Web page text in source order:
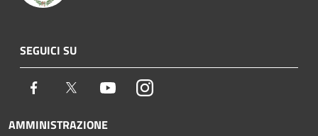
SEGUICI SU
Facebook Twitter YoutubeInstagram
AMMINISTRAZIONE